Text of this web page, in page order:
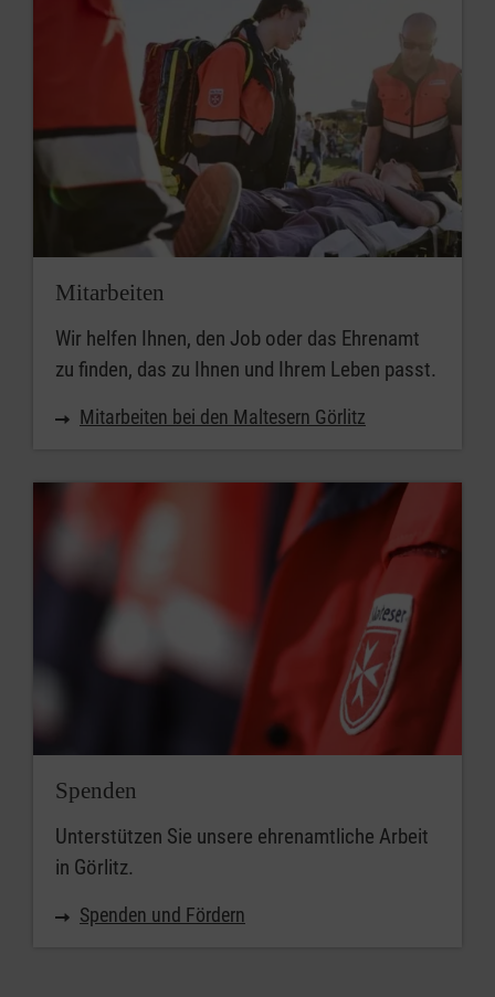
Mitarbeiten
Wir helfen Ihnen, den Job oder das Ehrenamt
zu finden, das zu Ihnen und Ihrem Leben passt.
Mitarbeiten bei den Maltesern Görlitz
Spenden
Unterstützen Sie unsere ehrenamtliche Arbeit
in Görlitz.
Spenden und Fördern